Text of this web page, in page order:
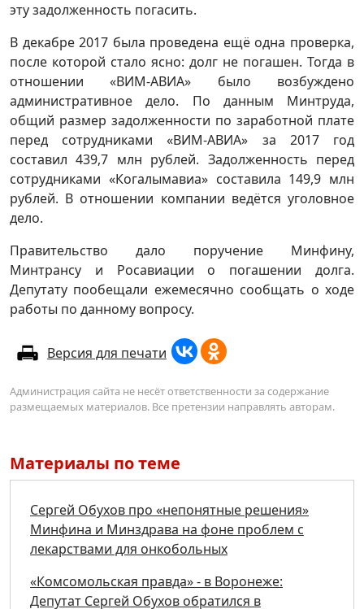
эту задолженность погасить.
В декабре 2017 была проведена ещё одна проверка,
после которой стало ясно: долг не погашен. Тогда в
отношении «ВИМ-АВИА» было возбуждено
административное дело. По данным Минтруда,
общий размер задолженности по заработной плате
перед сотрудниками «ВИМ-АВИА» за 2017 год
составил 439,7 млн рублей. Задолженность перед
сотрудниками «Когалымавиа» составила 149,9 млн
рублей. В отношении компании ведётся уголовное
дело.
Правительство дало поручение Минфину,
Минтрансу и Росавиации о погашении долга.
Депутату пообещали ежемесячно сообщать о ходе
работы по данному вопросу.
Версия для печати
Администрация сайта не несёт ответственности за содержание
размещаемых материалов. Все претензии направлять авторам.
Материалы по теме
Сергей Обухов про «непонятные решения»
Минфина и Минздрава на фоне проблем с
лекарствами для онкобольных
«Комсомольская правда» - в Воронеже:
Депутат Сергей Обухов обратился в